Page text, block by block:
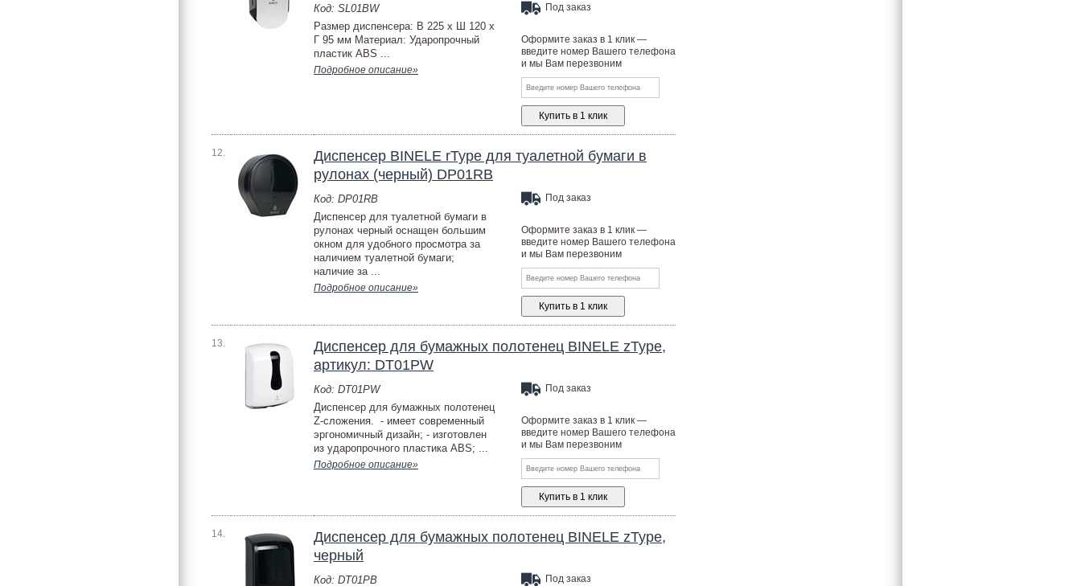
Код: SL01BW
Размер диспенсера: В 225 х Ш 120 х
Г 95 мм Материал: Ударопрочный
пластик ABS ...
Подробное описание»
Под заказ
Оформите заказ в 1 клик —
введите номер Вашего телефона
и мы Вам перезвоним
12.
Диспенсер ВINELE rType для туалетной бумаги в
рулонах (черный) DP01RB
Код: DP01RB
Диспенсер для туалетной бумаги в
рулонах черный оснащен большим
окном для удобного просмотра за
наличием туалетной бумаги;
наличие за ...
Подробное описание»
Под заказ
Оформите заказ в 1 клик —
введите номер Вашего телефона
и мы Вам перезвоним
13.
Диспенсер для бумажных полотенец BINELE zType,
артикул: DT01PW
Код: DT01PW
Диспенсер для бумажных полотенец
Z-сложения. - имеет современный
эргономичный дизайн; - изготовлен
из ударопрочного пластика ABS; ...
Подробное описание»
Под заказ
Оформите заказ в 1 клик —
введите номер Вашего телефона
и мы Вам перезвоним
14.
Диспенсер для бумажных полотенец BINELE zType,
черный
Код: DT01PB Под заказ